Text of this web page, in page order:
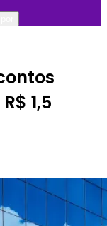
1,5